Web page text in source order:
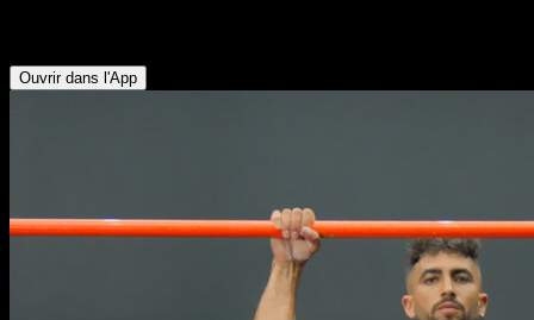
Ouvrir dans l'App